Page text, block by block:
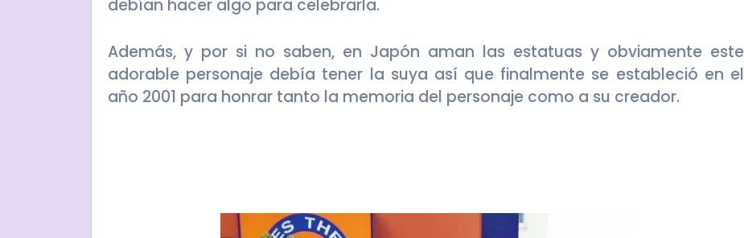
debían hacer algo para celebrarla.
Además, y por si no saben, en Japón aman las estatuas y obviamente este
adorable personaje debía tener la suya así que finalmente se estableció en el
año 2001 para honrar tanto la memoria del personaje como a su creador.